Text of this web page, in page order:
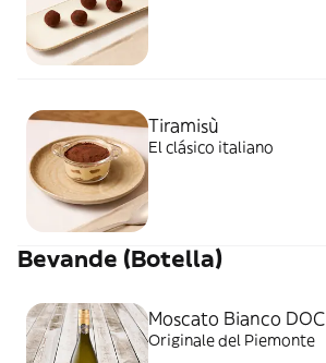
Tiramisù
El clásico italiano
Bevande (Botella)
Moscato Bianco DOC
Originale del Piemonte